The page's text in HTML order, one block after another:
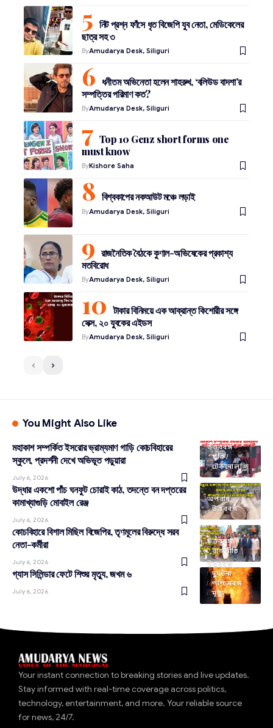
নিট প্রশ্ন ফাঁসে ধৃত বিজেপি যুব নেতা, মেডিকেলের
ছাত্র সহ ৩
ByAmudarya Desk, Siliguri
ধনীতম অভিনেতা হলেন শাহরুখ, ‘বলিউড বাদশা’র
সম্পত্তির পরিমাণ কত?
ByAmudarya Desk, Siliguri
Top 10 Genz short forms one
must know
ByKishore Saha
বিশ্বকাপের নকআউট মঞ্চে লড়াই
ByAmudarya Desk, Siliguri
রাজনৈতিক বৈঠকে কুণাল-অভিষেকের প্রকাশ্য
মতবিরোধ
ByAmudarya Desk, Siliguri
টাকার বিনিময়ে এক আক্রান্ত কিশোরীর সঙ্গে
সেক্স, ২০ যুবকের এইডস
ByAmudarya Desk, Siliguri
You Might Also Like
উত্তরবঙ্গ
প্রযুক্তি/
টেকনোলজি
মহাকাশ সম্পর্কিত ইসরোর ভ্রাম্যমাণ গাড়ি কোচবিহারের
স্কুলে, প্রদর্শনী দেখে অভিভূত পড়ুয়ারা
July 6, 2026
অপরাধ
উত্তরবঙ্গ
উদ্ধার একশো পাঁচ ঘনফুট চোরাই কাঠ, তদন্তে বন দপ্তরের
কামাখ্যাগুড়ি মোবাইল রেঞ্জ
July 6, 2026
উত্তরবঙ্গ
রাজনীতি
কোচবিহারে বিশাল মিছিল বিজেপির, তৃণমূলের বিরুদ্ধে সরব
নেতা-কর্মীরা
July 6, 2026
উত্তরবঙ্গ
দুর্ঘটনা
পশ্চিমবঙ্গ
মৃত্যু
গ্যাস সিলিন্ডার ফেটে শিশুর মৃত্যু, জখম ৬
July 6, 2026
Your instant connection to breaking stories and live updates.
Stay informed with real-time coverage across politics,
technology, entertainment, and more. Your reliable source
for news, 24/7.